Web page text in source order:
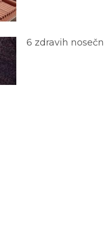
6 zdravih